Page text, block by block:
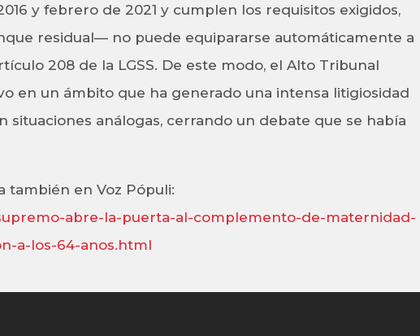
y febrero de 2021 y cumplen los requisitos exigidos,
residual— no puede equipararse automáticamente a
208 de la LGSS. De este modo, el Alto Tribunal
en un ámbito que ha generado una intensa litigiosidad
situaciones análogas, cerrando un debate que se había
también en Voz Pópuli:
abre-la-puerta-al-complemento-de-maternidad-
a-los-64-anos.html